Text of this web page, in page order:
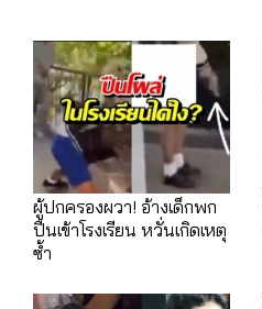
ผู้ปกครองผวา! อ้างเด็กพก
ปืนเข้าโรงเรียน หวั่นเกิดเหตุ
ซ้ำ